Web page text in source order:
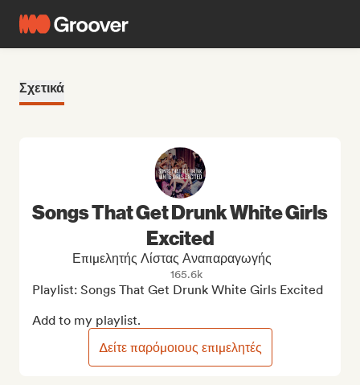
Σχετικά
Songs That Get Drunk White Girls
Excited
Επιμελητής Λίστας Αναπαραγωγής
165.6k
Playlist: Songs That Get Drunk White Girls Excited
Add to my playlist.
Δείτε παρόμοιους επιμελητές